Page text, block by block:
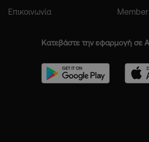
Επικοινωνία Member
Κατεβάστε την εφαρμογή σε